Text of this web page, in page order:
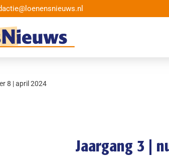
8 | april 2024
Jaargang 3 |